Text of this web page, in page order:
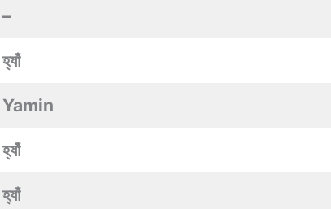
–
হ্যাঁ
Yamin
হ্যাঁ
হ্যাঁ